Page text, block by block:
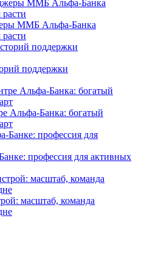
ММБ Альфа-Банка
поддержки
Альфа-Банка: богатый
профессия для активных
масштаб, команда